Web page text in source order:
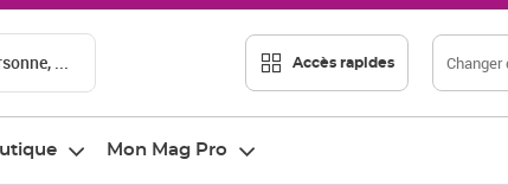
... Accès rapides Changer
Mon Mag Pro